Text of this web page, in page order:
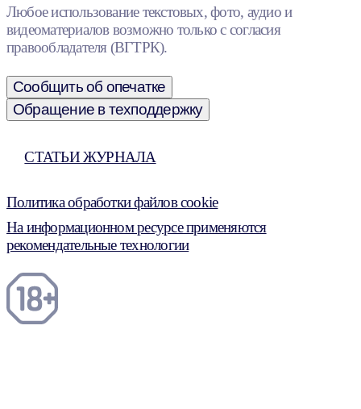
Любое использование текстовых, фото, аудио и
видеоматериалов возможно только с согласия
правообладателя (ВГТРК).
Сообщить об опечатке
Обращение в техподдержку
СТАТЬИ ЖУРНАЛА
Политика обработки файлов cookie
На информационном ресурсе применяются
рекомендательные технологии